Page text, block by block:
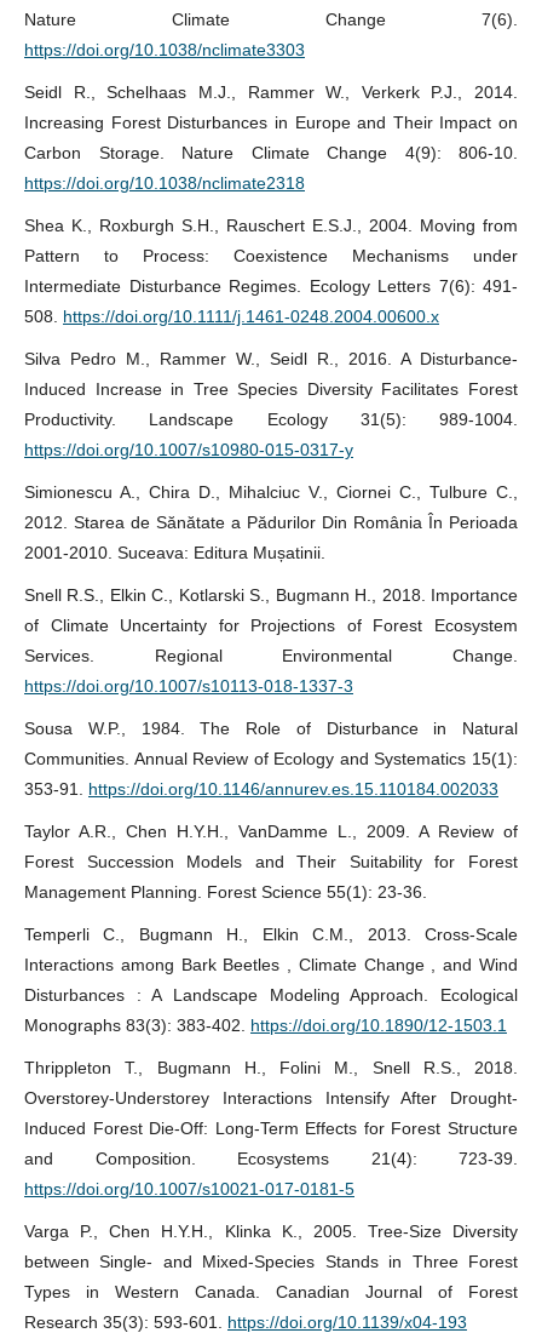
Nature Climate Change 7(6).
https://doi.org/10.1038/nclimate3303
Seidl R., Schelhaas M.J., Rammer W., Verkerk P.J., 2014.
Increasing Forest Disturbances in Europe and Their Impact on
Carbon Storage. Nature Climate Change 4(9): 806-10.
https://doi.org/10.1038/nclimate2318
Shea K., Roxburgh S.H., Rauschert E.S.J., 2004. Moving from
Pattern to Process: Coexistence Mechanisms under
Intermediate Disturbance Regimes. Ecology Letters 7(6): 491-
508. https://doi.org/10.1111/j.1461-0248.2004.00600.x
Silva Pedro M., Rammer W., Seidl R., 2016. A Disturbance-
Induced Increase in Tree Species Diversity Facilitates Forest
Productivity. Landscape Ecology 31(5): 989-1004.
https://doi.org/10.1007/s10980-015-0317-y
Simionescu A., Chira D., Mihalciuc V., Ciornei C., Tulbure C.,
2012. Starea de Sănătate a Pădurilor Din România În Perioada
2001-2010. Suceava: Editura Mușatinii.
Snell R.S., Elkin C., Kotlarski S., Bugmann H., 2018. Importance
of Climate Uncertainty for Projections of Forest Ecosystem
Services. Regional Environmental Change.
https://doi.org/10.1007/s10113-018-1337-3
Sousa W.P., 1984. The Role of Disturbance in Natural
Communities. Annual Review of Ecology and Systematics 15(1):
353-91. https://doi.org/10.1146/annurev.es.15.110184.002033
Taylor A.R., Chen H.Y.H., VanDamme L., 2009. A Review of
Forest Succession Models and Their Suitability for Forest
Management Planning. Forest Science 55(1): 23-36.
Temperli C., Bugmann H., Elkin C.M., 2013. Cross-Scale
Interactions among Bark Beetles , Climate Change , and Wind
Disturbances : A Landscape Modeling Approach. Ecological
Monographs 83(3): 383-402. https://doi.org/10.1890/12-1503.1
Thrippleton T., Bugmann H., Folini M., Snell R.S., 2018.
Overstorey-Understorey Interactions Intensify After Drought-
Induced Forest Die-Off: Long-Term Effects for Forest Structure
and Composition. Ecosystems 21(4): 723-39.
https://doi.org/10.1007/s10021-017-0181-5
Varga P., Chen H.Y.H., Klinka K., 2005. Tree-Size Diversity
between Single- and Mixed-Species Stands in Three Forest
Types in Western Canada. Canadian Journal of Forest
Research 35(3): 593-601. https://doi.org/10.1139/x04-193